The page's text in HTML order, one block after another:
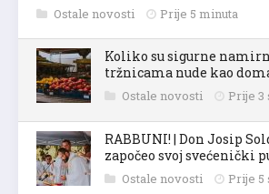
Ostale novosti Prije 5 minuta
Koliko su sigurne
tržnicama nude kao
Ostale novosti Prije 3
RABBUNI! | Don Josip
započeo svoj svećenički
Ostale novosti Prije 5